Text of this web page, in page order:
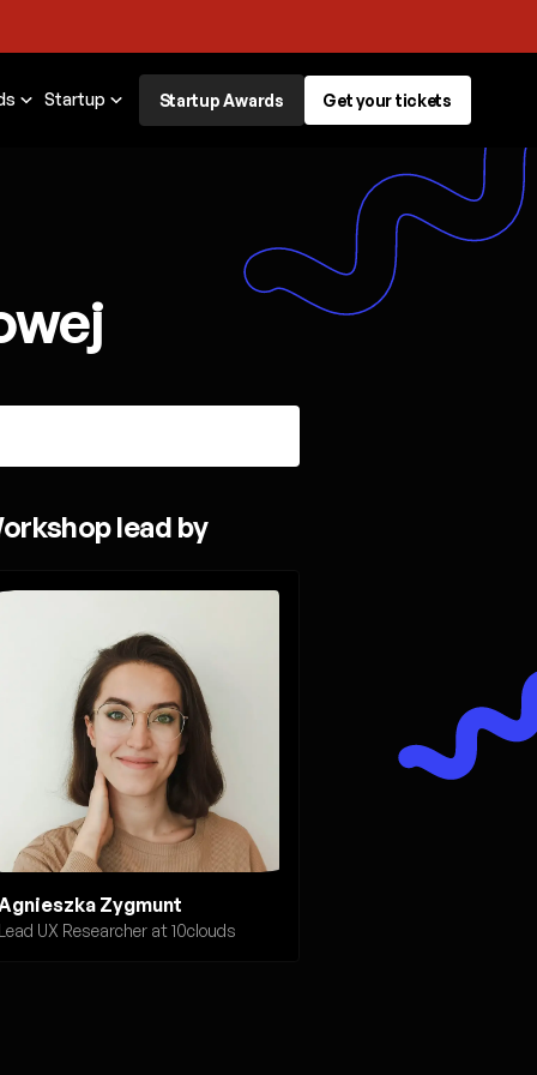
Startup Startup Awards Get your tickets
lead by
Zygmunt
Lead UX Researcher at 10clouds